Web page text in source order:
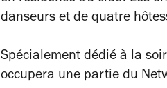
danseurs et de quatre
Spécialement dédié à la
occupera une partie du